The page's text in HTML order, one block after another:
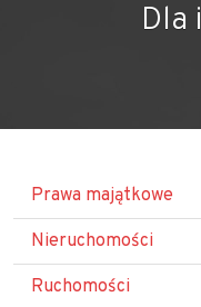
Dla
Prawa majątkowe
Nieruchomości
Ruchomości